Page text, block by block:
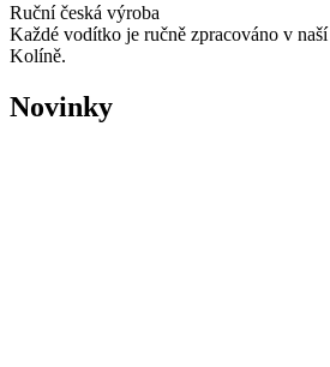
Ruční česká výroba
Každé vodítko je ručně zpracováno v
Kolíně.
Novinky